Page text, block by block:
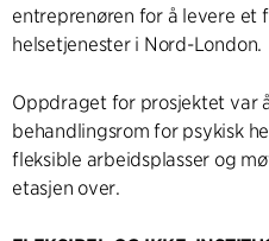
entreprenøren for å levere et
helsetjenester i Nord-London.
Oppdraget for prosjektet var
behandlingsrom for psykisk
fleksible arbeidsplasser og
etasjen over.